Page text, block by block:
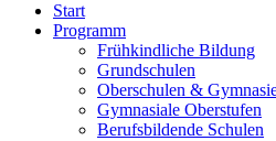
Start
Programm
Frühkindliche Bildung
Grundschulen
Oberschulen &
Gymnasiale Oberstufen
Berufsbildende Schulen